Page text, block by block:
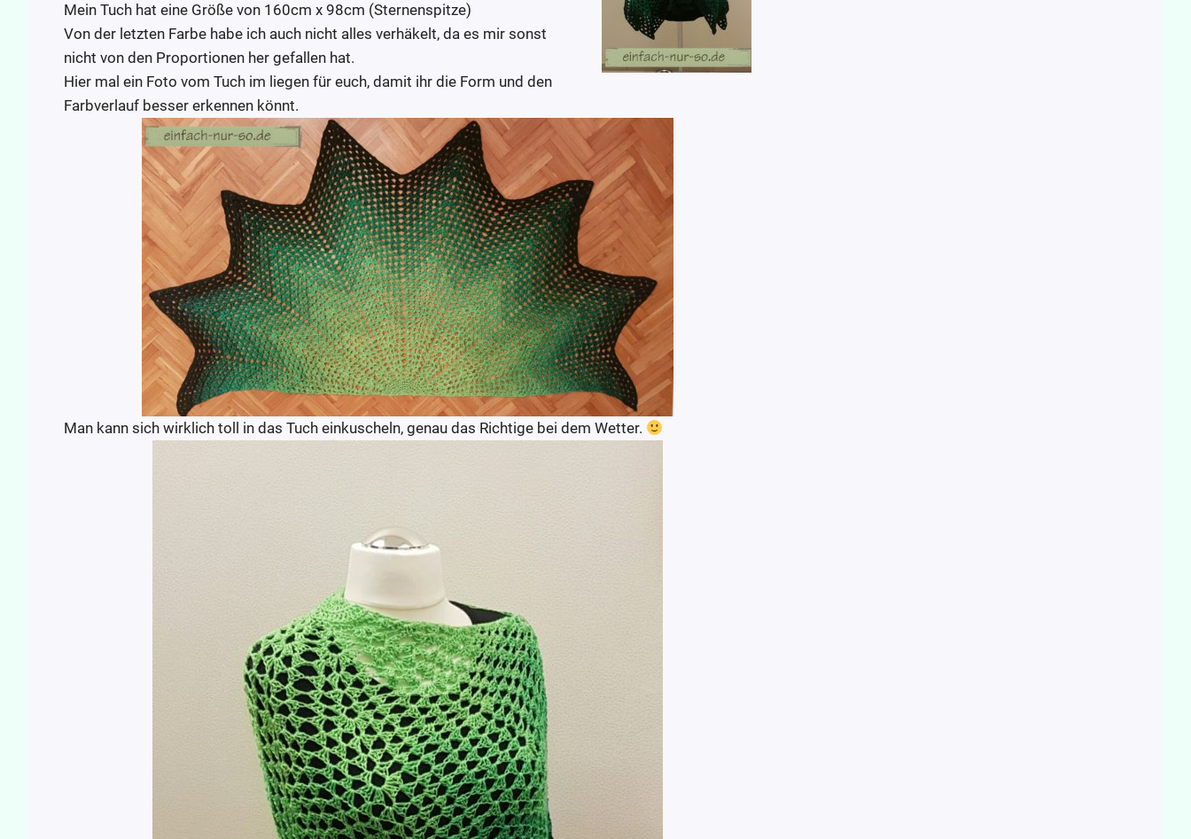
Mein Tuch hat eine Größe von 160cm x 98cm (Sternenspitze)
Von der letzten Farbe habe ich auch nicht alles verhäkelt, da es mir sonst
nicht von den Proportionen her gefallen hat.
Hier mal ein Foto vom Tuch im liegen für euch, damit ihr die Form und den
Farbverlauf besser erkennen könnt.
Man kann sich wirklich toll in das Tuch einkuscheln, genau das Richtige bei dem Wetter.